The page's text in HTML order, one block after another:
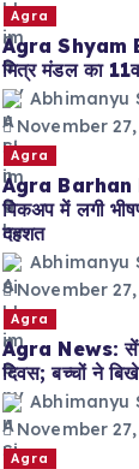
Agra
Agra Shyam
मित्र मंडल का
Abhimanyu
November 27,
Agra
Agra Barhan
पिकअप में लगी
दहशत
Abhimanyu
November 27,
Agra
Agra News: सेंट
दिवस; बच्चों ने
Abhimanyu
November 27,
Agra